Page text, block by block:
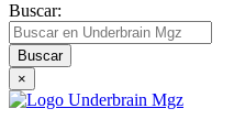
Buscar:
×